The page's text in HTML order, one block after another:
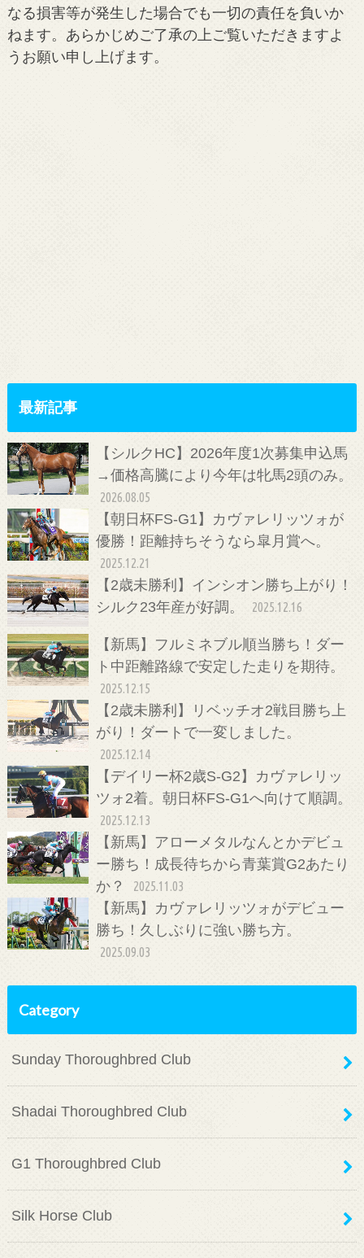
なる損害等が発生した場合でも一切の責任を負いか
ねます。あらかじめご了承の上ご覧いただきますよ
うお願い申し上げます。
最新記事
【シルクHC】2026年度1次募集申込馬
→価格高騰により今年は牝馬2頭のみ。
2026.08.05
【朝日杯FS-G1】カヴァレリッツォが
優勝！距離持ちそうなら皐月賞へ。
2025.12.21
【2歳未勝利】インシオン勝ち上がり！
シルク23年産が好調。
2025.12.16
【新馬】フルミネブル順当勝ち！ダー
ト中距離路線で安定した走りを期待。
2025.12.15
【2歳未勝利】リベッチオ2戦目勝ち上
がり！ダートで一変しました。
2025.12.14
【デイリー杯2歳S-G2】カヴァレリッ
ツォ2着。朝日杯FS-G1へ向けて順調。
2025.12.13
【新馬】アローメタルなんとかデビュ
ー勝ち！成長待ちから青葉賞G2あたり
か？
2025.11.03
【新馬】カヴァレリッツォがデビュー
勝ち！久しぶりに強い勝ち方。
2025.09.03
Category
Sunday Thoroughbred Club
Shadai Thoroughbred Club
G1 Thoroughbred Club
Silk Horse Club